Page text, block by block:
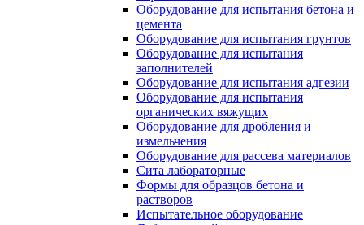
Оборудование для испытания бетона и
цемента
Оборудование для испытания грунтов
Оборудование для испытания
заполнителей
Оборудование для испытания адгезии
Оборудование для испытания
органических вяжущих
Оборудование для дробления и
измельчения
Оборудование для рассева материалов
Сита лабораторные
Формы для образцов бетона и
растворов
Испытательное оборудование